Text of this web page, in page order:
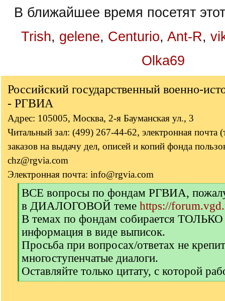
В ближайшее время посетят
Trish, gelene, Centurio, Ant-R,
Olka69
Российский государственный военно-
- РГВИА
Адрес: 105005, Москва, 2-я Бауманская ул., 3
Читальный зал: (499) 267-44-62, электронная почта
заказов на выдачу дел, описей и копий фонда
chz@rgvia.com
Электронная почта: info@rgvia.com
[
q
]
ВСЕ вопросы по фондам РГВИА,
в ДИАЛОГОВОЙ теме https://
В темах по фондам собирается ТОЛЬКО
информация в виде выписок.
Просьба при вопросах/ответах не
многоступенчатые диалоги.
Оставляйте только цитату, с которой
[